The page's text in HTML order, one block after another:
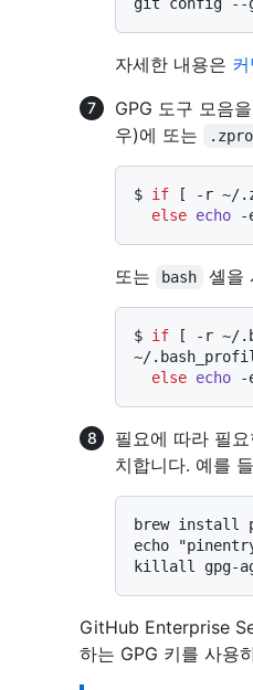
자세한 내용은
GPG 도구 모음
우)에 또는
$ if [ -r ~/
else echo -
또는 bash 셸을
$ if [ -r ~/
~/
else echo -
필요에 따라 필
치합니다. 예를
brew install
echo
GitHub Enterprise
하는 GPG 키를 사용